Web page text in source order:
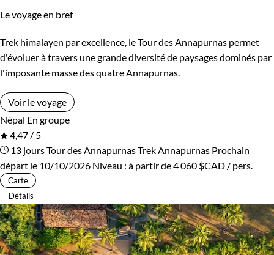
Kirghizistan
Macédoine
Malaisie
Maroc Martinique
Mauritanie Mexique
Mongolie Monténégro
Itinérance
Itinérant Semi-itinérant
Environnement
Désert Forêts, collines, rivières et lacs
Haute Montagne Montagne
Neige Patrimoine et Nature
Le voyage en bref
Trek himalayen par excellence, le Tour des Annapurnas permet
d'évoluer à travers une grande diversité de paysages dominés par
l'imposante masse des quatre Annapurnas.
Voir le voyage
Népal En groupe
4,47 / 5
13 joursTour des AnnapurnasTrek Annapurnas Prochain
départ le 10/10/2026 Niveau : à partir de4 060 $CAD / pers.
Carte
Détails